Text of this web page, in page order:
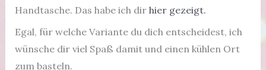
Handtasche. Das habe ich dir hier gezeigt.
Egal, für welche Variante du dich entscheidest, ich
wünsche dir viel Spaß damit und einen kühlen Ort
zum basteln.